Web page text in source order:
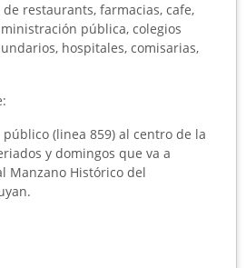
restaurants, farmacias, cafe,
pública, colegios
hospitales, comisarias,
(linea 859) al centro de la
y domingos que va a
Manzano Histórico del